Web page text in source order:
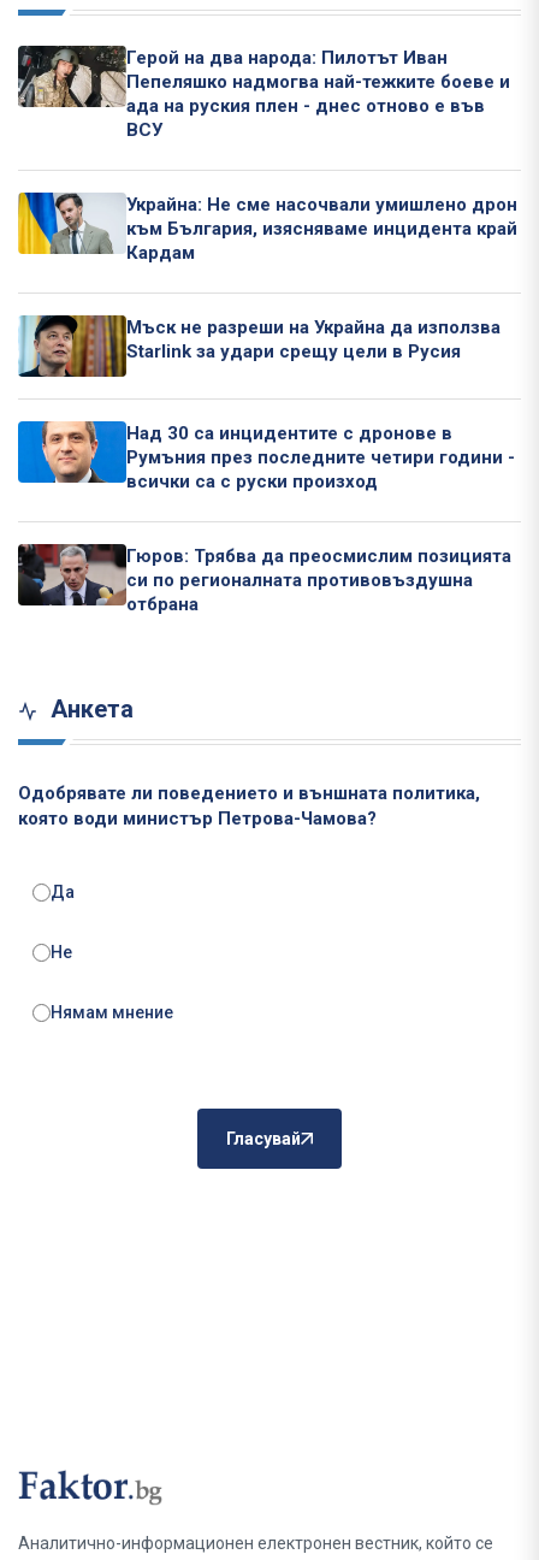
Герой на два народа: Пилотът Иван
Пепеляшко надмогва най-тежките боеве и
ада на руския плен - днес отново е във
ВСУ
Украйна: Не сме насочвали умишлено дрон
към България, изясняваме инцидента край
Кардам
Мъск не разреши на Украйна да използва
Starlink за удари срещу цели в Русия
Над 30 са инцидентите с дронове в
Румъния през последните четири години -
всички са с руски произход
Гюров: Трябва да преосмислим позицията
си по регионалната противовъздушна
отбрана
Анкета
Одобрявате ли поведението и външната политика,
която води министър Петрова-Чамова?
Да
Не
Нямам мнение
Гласувай
Аналитично-информационен електронен вестник, който се